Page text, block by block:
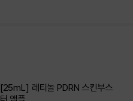
[25mL] 레티놀 PDRN 스킨부스